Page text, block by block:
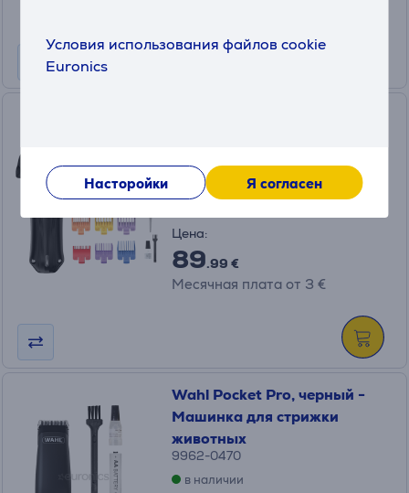
Условия использования файлов cookie
Euronics
Насторойки Я согласен
3027682
в наличии
Цена:
89.99 €
Месячная плата от 3 €
Wahl Pocket Pro, черный -
Машинка для стрижки
животных
9962-0470
в наличии